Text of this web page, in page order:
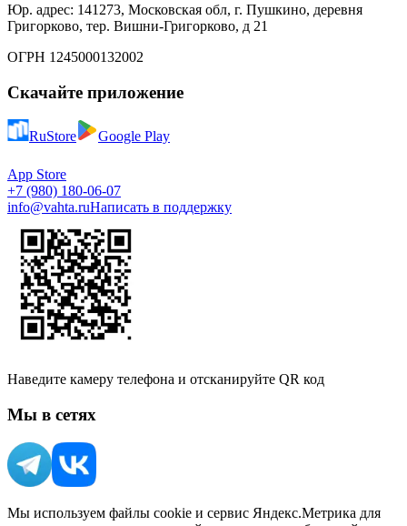
Юр. адрес: 141273, Московская обл, г. Пушкино, деревня
Григорково, тер. Вишни-Григорково, д 21
ОГРН 1245000132002
Скачайте приложение
RuStore Google Play
App Store
+7 (980) 180-06-07
info@vahta.ruНаписать в поддержку
Наведите камеру телефона и отсканируйте QR код
Мы в сетях
Мы используем файлы cookie и сервис Яндекс.Метрика для